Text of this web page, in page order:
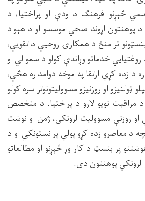
څېړنو فرهنګ د ودې او پراختیا، د
د پوهنتون اړوند صحي موسسو او د هېواد
تر منځ د همکارۍ روحیې د تقویې،
روغتیایي خدماتو وړاندې کولو د سموالي او
د زده کړې ارتقا په موخه دوامداره هڅې،
ټولنیزو او روزنیزو مسوولیتونوتر سره کولو
د مراقبت نویو لارو د پراختیا، د متخصص
روزنې مسوولیت لرونکی، ژمن او نوښت
د معاصرو زده کړو پولې پرانستونکي او د
پر بنسټ د کار وړ څېړنو او مطالعاتو
لرونکي پوهنتون دی.